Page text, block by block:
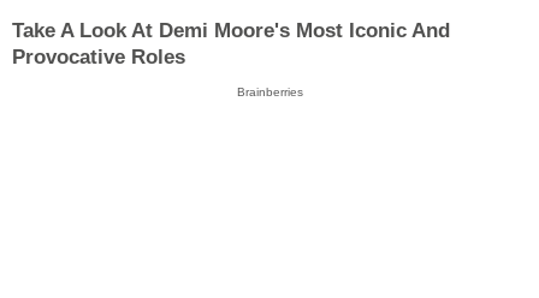
Take A Look At Demi Moore's Most Iconic And
Provocative Roles
Brainberries